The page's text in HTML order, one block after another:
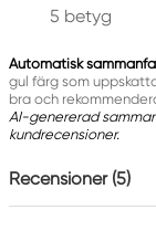
Liquitex
COLART
Östra
info@colart.se
+46 (0)8 709
5 betyg
Automatisk
gul färg som
bra och
AI-genererad
kundrecensioner.
Recensioner (5)